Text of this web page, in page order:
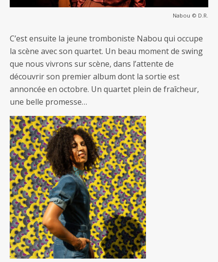
Nabou © D.R.
C’est ensuite la jeune tromboniste Nabou qui occupe
la scène avec son quartet. Un beau moment de swing
que nous vivrons sur scène, dans l’attente de
découvrir son premier album dont la sortie est
annoncée en octobre. Un quartet plein de fraîcheur,
une belle promesse…